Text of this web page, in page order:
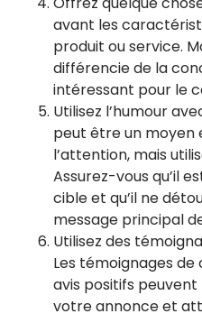
avant les
produit ou service.
différencie de la
intéressant pour le
Utilisez l’humour
peut être un moyen
l’attention, mais
Assurez-vous qu’il
cible et qu’il ne
message principal
Utilisez des
Les témoignages de
avis positifs
votre annonce et